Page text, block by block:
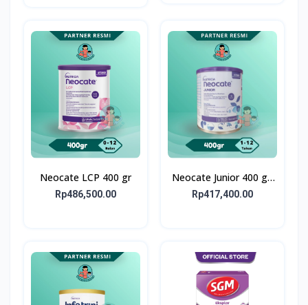
Neocate LCP 400 gr
Rp486,500.00
Neocate Junior 400 g -
Susu Formula Alergi
Rp417,400.00